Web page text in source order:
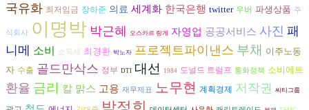
국유화 최저임금 장하준 의료 세계화 한국은행 twitter 우버 파생상품 주
식회사 이명박 박근혜 오스카르 랑게 자영업 공공서비스 사진 패
니메 소비 소득세 최경환 박노자 프로젝트파이낸스 부채 이주노동
자 수출 골드만삭스 정부 DTI 대선 1984 도널드 트럼프 통화정책 소비에트
환율 금리 칼 맑스 고용 재무제표 노무현 계획경제 저작권 씨티그룹